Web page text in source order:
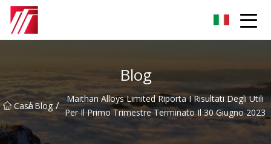
Blog
Casa
/ Blog /
Maithan Alloys Limited Riporta I Risultati Degli Utili
Per Il Primo Trimestre Terminato Il 30 Giugno 2023